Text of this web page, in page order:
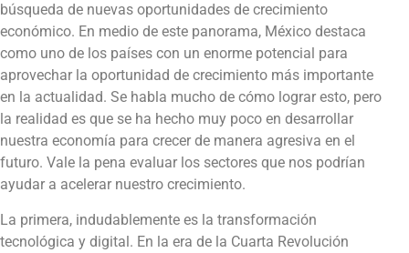
búsqueda de nuevas oportunidades de crecimiento
económico. En medio de este panorama, México destaca
como uno de los países con un enorme potencial para
aprovechar la oportunidad de crecimiento más importante
en la actualidad. Se habla mucho de cómo lograr esto, pero
la realidad es que se ha hecho muy poco en desarrollar
nuestra economía para crecer de manera agresiva en el
futuro. Vale la pena evaluar los sectores que nos podrían
ayudar a acelerar nuestro crecimiento.
La primera, indudablemente es la transformación
tecnológica y digital. En la era de la Cuarta Revolución